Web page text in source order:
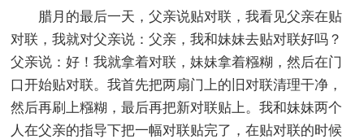
腊月的最后一天，父亲说贴对联，我看见父亲在贴
对联，我就对父亲说：父亲，我和妹妹去贴对联好吗？
父亲说：好！我就拿着对联，妹妹拿着糨糊，然后在门
口开始贴对联。我首先把两扇门上的旧对联清理干净，
然后再刷上糨糊，最后再把新对联贴上。我和妹妹两个
人在父亲的指导下把一幅对联贴完了，在贴对联的时候